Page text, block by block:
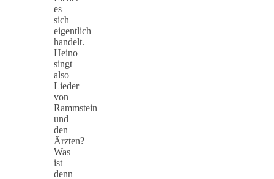
es
sich
eigentlich
handelt.
Heino
singt
also
Lieder
von
Rammstein
und
den
Ärzten?
Was
ist
denn